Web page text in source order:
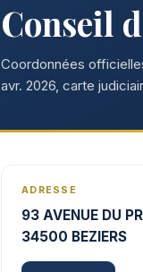
Conseil
Coordonnées
avr. 2026, carte
ADRESSE
93 AVENUE DU
34500 BEZIERS